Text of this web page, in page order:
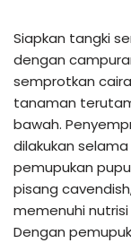
Siapkan tangki
dengan
semprotkan
tanaman
bawah.
dilakukan
pemupukan
pisang
memenuhi
Dengan